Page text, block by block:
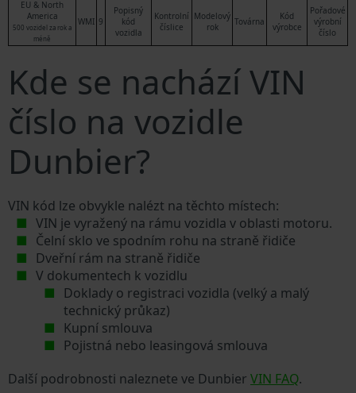
EU & North
America
500 vozidel za rok a
méně
WMI 9
Popisný
kód
vozidla
Kontrolní
číslice
Modelový
rok
Továrna
Kód
výrobce
Pořadové
výrobní
číslo
Kde se nachází VIN
číslo na vozidle
Dunbier?
VIN kód lze obvykle nalézt na těchto místech:
VIN je vyražený na rámu vozidla v oblasti motoru.
Čelní sklo ve spodním rohu na straně řidiče
Dveřní rám na straně řidiče
V dokumentech k vozidlu
Doklady o registraci vozidla (velký a malý
technický průkaz)
Kupní smlouva
Pojistná nebo leasingová smlouva
Další podrobnosti naleznete ve Dunbier VIN FAQ.